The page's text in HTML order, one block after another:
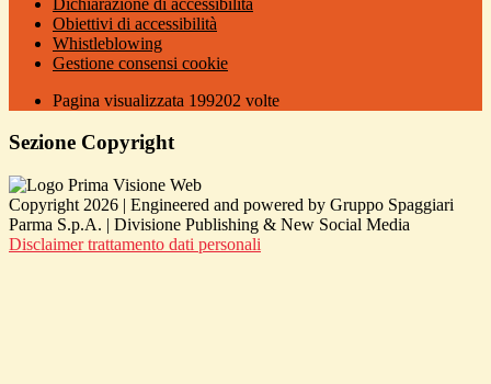
Obiettivi di accessibilità
Whistleblowing
Gestione consensi cookie
Pagina visualizzata 199202 volte
Sezione Copyright
Copyright 2026 | Engineered and powered by Gruppo Spaggiari
Parma S.p.A. | Divisione Publishing & New Social Media
Disclaimer trattamento dati personali